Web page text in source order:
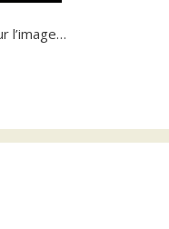
l’image…